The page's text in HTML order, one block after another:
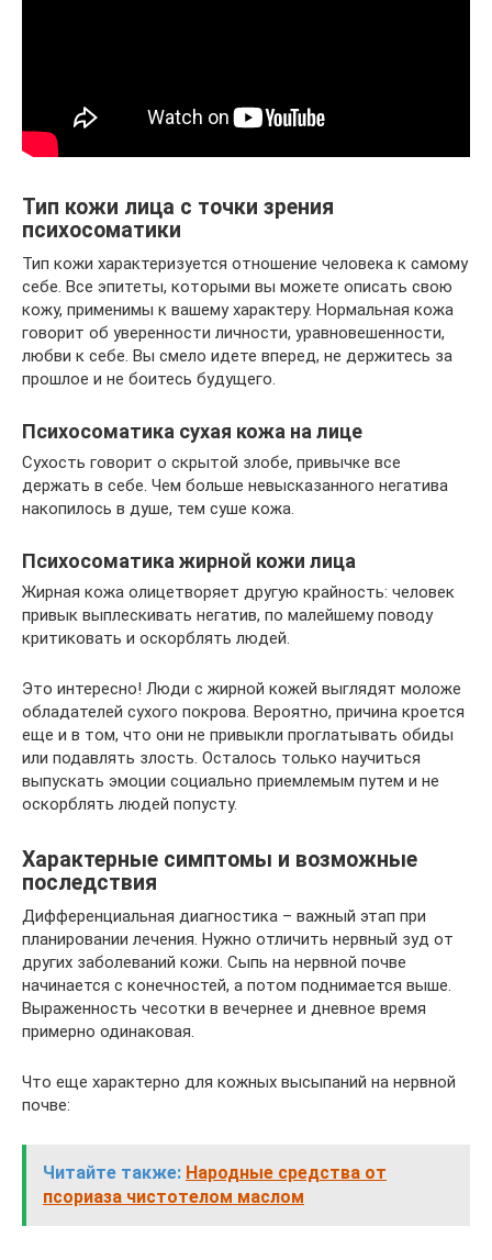
Тип кожи лица с точки зрения
психосоматики
Тип кожи характеризуется отношение человека к самому
себе. Все эпитеты, которыми вы можете описать свою
кожу, применимы к вашему характеру. Нормальная кожа
говорит об уверенности личности, уравновешенности,
любви к себе. Вы смело идете вперед, не держитесь за
прошлое и не боитесь будущего.
Психосоматика сухая кожа на лице
Сухость говорит о скрытой злобе, привычке все
держать в себе. Чем больше невысказанного негатива
накопилось в душе, тем суше кожа.
Психосоматика жирной кожи лица
Жирная кожа олицетворяет другую крайность: человек
привык выплескивать негатив, по малейшему поводу
критиковать и оскорблять людей.
Это интересно! Люди с жирной кожей выглядят моложе
обладателей сухого покрова. Вероятно, причина кроется
еще и в том, что они не привыкли проглатывать обиды
или подавлять злость. Осталось только научиться
выпускать эмоции социально приемлемым путем и не
оскорблять людей попусту.
Характерные симптомы и возможные
последствия
Дифференциальная диагностика – важный этап при
планировании лечения. Нужно отличить нервный зуд от
других заболеваний кожи. Сыпь на нервной почве
начинается с конечностей, а потом поднимается выше.
Выраженность чесотки в вечернее и дневное время
примерно одинаковая.
Что еще характерно для кожных высыпаний на нервной
почве:
Читайте также: Народные средства от
псориаза чистотелом маслом